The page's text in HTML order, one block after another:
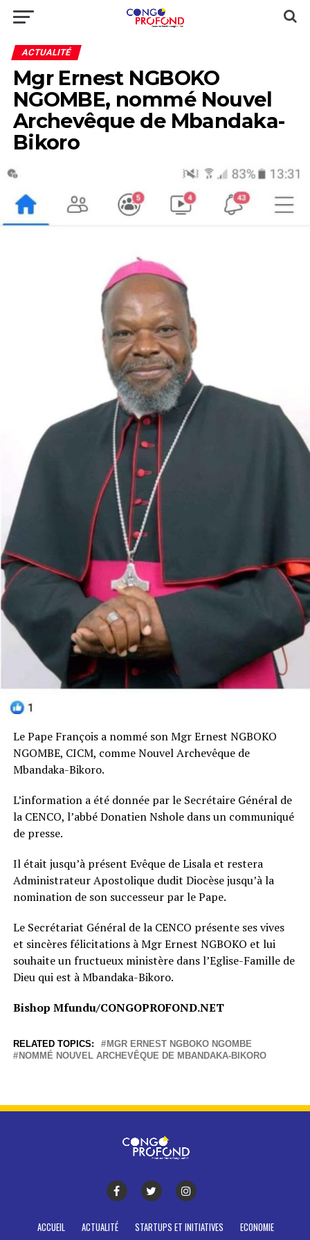
ACTUALITÉ
Mgr Ernest NGBOKO
NGOMBE, nommé Nouvel
Archevêque de Mbandaka-
Bikoro
Le Pape François a nommé son Mgr Ernest NGBOKO
NGOMBE, CICM, comme Nouvel Archevêque de
Mbandaka-Bikoro.
L’information a été donnée par le Secrétaire Général de
la CENCO, l’abbé Donatien Nshole dans un communiqué
de presse.
Il était jusqu’à présent Evêque de Lisala et restera
Administrateur Apostolique dudit Diocèse jusqu’à la
nomination de son successeur par le Pape.
Le Secrétariat Général de la CENCO présente ses vives
et sincères félicitations à Mgr Ernest NGBOKO et lui
souhaite un fructueux ministère dans l’Eglise-Famille de
Dieu qui est à Mbandaka-Bikoro.
Bishop Mfundu/CONGOPROFOND.NET
RELATED TOPICS:
MGR ERNEST NGBOKO NGOMBE
NOMMÉ NOUVEL ARCHEVÊQUE DE MBANDAKA-BIKORO
ACCUEIL ACTUALITÉ STARTUPS ET INITIATIVES
ECONOMIE